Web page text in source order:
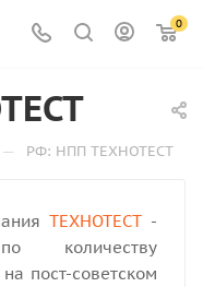
0
— РФ: НПП ТЕХНОТЕСТ
ТЕХНОТЕСТ-
количеству
пост-советском